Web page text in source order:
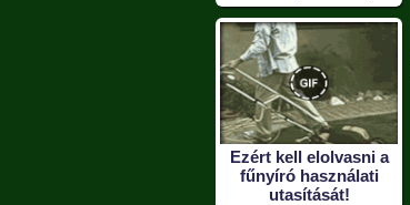
Ezért kell elolvasni a
fűnyíró használati
utasítását!